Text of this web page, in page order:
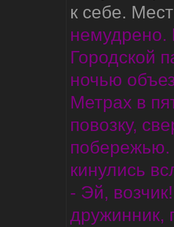
к себе.
немудрено.
Городской
ночью
Метрах в
повозку,
побережью.
кинулись
- Эй,
дружинник,